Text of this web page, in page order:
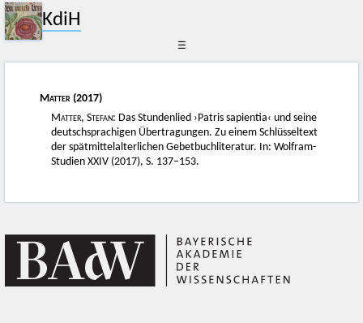
KdiH
☰
Matter (2017)
Matter, Stefan: Das Stundenlied ›Patris sapientia‹ und seine
deutschsprachigen Übertragungen. Zu einem Schlüsseltext
der spätmittelalterlichen Gebetbuchliteratur. In: Wolfram-
Studien XXIV (2017), S. 137–153.